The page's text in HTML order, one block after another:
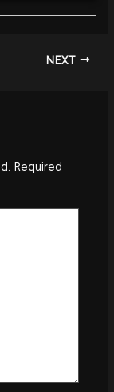
NEXT
Required